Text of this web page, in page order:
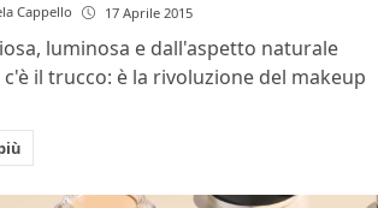
Cappello 17 Aprile 2015
luminosa e dall'aspetto naturale
c'è il trucco: è la rivoluzione del makeup